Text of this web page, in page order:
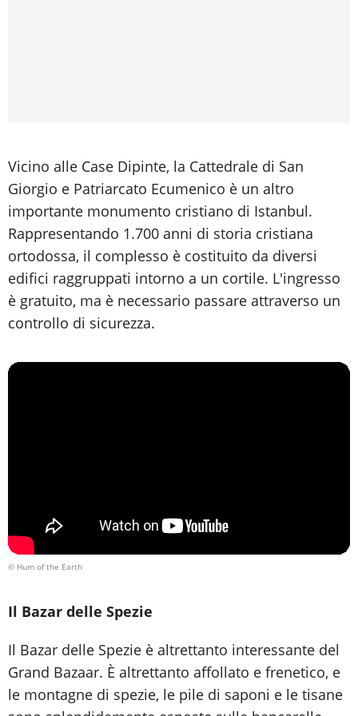
Vicino alle Case Dipinte, la Cattedrale di San
Giorgio e Patriarcato Ecumenico è un altro
importante monumento cristiano di Istanbul.
Rappresentando 1.700 anni di storia cristiana
ortodossa, il complesso è costituito da diversi
edifici raggruppati intorno a un cortile. L'ingresso
è gratuito, ma è necessario passare attraverso un
controllo di sicurezza.
© Hum of the Earth
Il Bazar delle Spezie
Il Bazar delle Spezie è altrettanto interessante del
Grand Bazaar. È altrettanto affollato e frenetico, e
le montagne di spezie, le pile di saponi e le tisane